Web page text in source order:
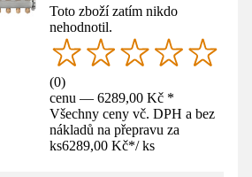
Toto zboží zatím nikdo
nehodnotil.
(0)
cenu — 6289,00 Kč *
Všechny ceny vč. DPH a bez
nákladů na přepravu za
ks6289,00 Kč*/ ks